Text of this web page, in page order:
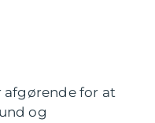
afgørende for at
og